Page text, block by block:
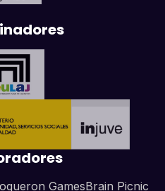
GamesBrain Picnic